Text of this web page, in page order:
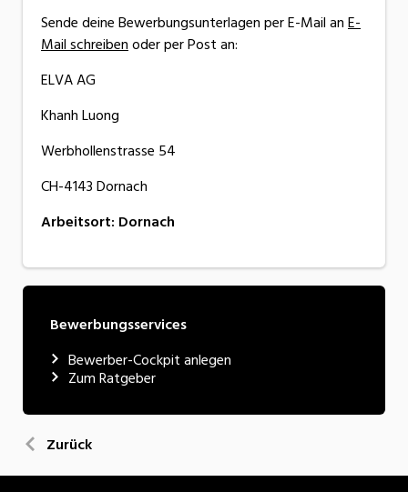
Sende deine Bewerbungsunterlagen per E-Mail anE-
Mail schreibenoder per Post an:
ELVA AG
Khanh Luong
Werbhollenstrasse 54
CH-4143 Dornach
Arbeitsort: Dornach
Bewerbungsservices
Bewerber-Cockpit anlegen
Zum Ratgeber
Zurück